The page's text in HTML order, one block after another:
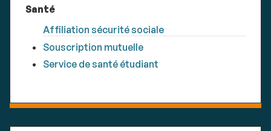
Santé
Affiliation sécurité sociale
Souscription mutuelle
Service de santé étudiant